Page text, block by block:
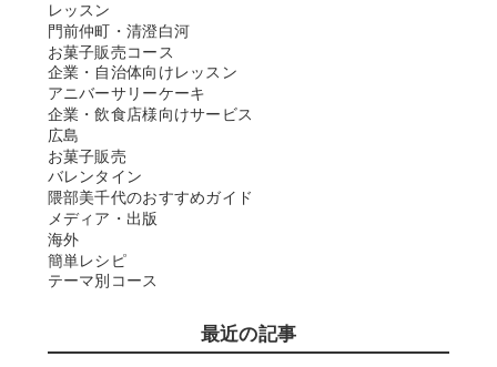
レッスン
門前仲町・清澄白河
お菓子販売コース
企業・自治体向けレッスン
アニバーサリーケーキ
企業・飲食店様向けサービス
広島
お菓子販売
バレンタイン
隈部美千代のおすすめガイド
メディア・出版
海外
簡単レシピ
テーマ別コース
最近の記事